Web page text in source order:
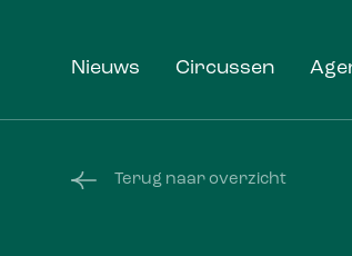
Nieuws Circussen
Terug naar overzicht